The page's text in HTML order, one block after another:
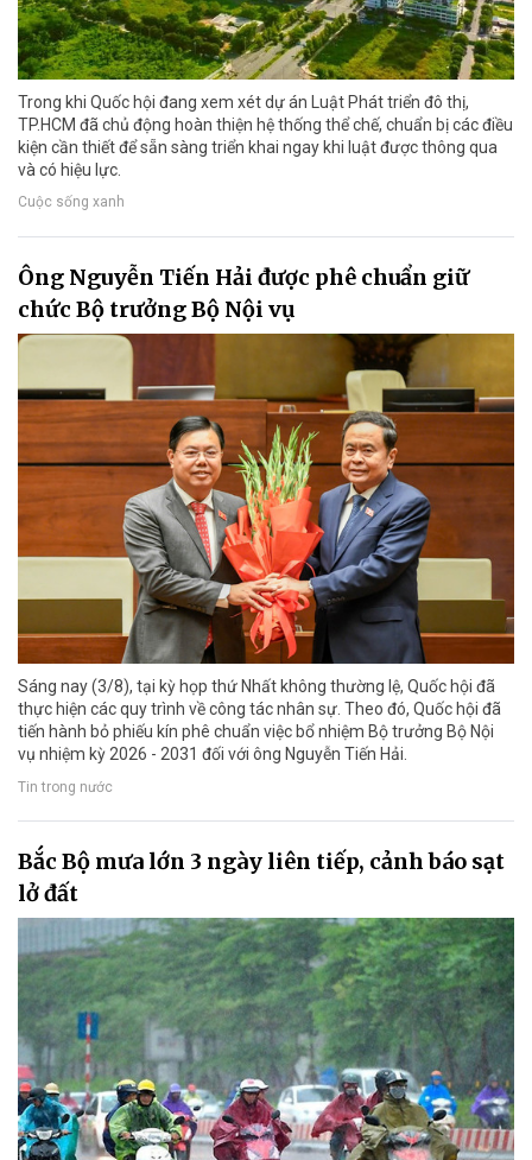
Trong khi Quốc hội đang xem xét dự án Luật Phát triển đô thị,
TP.HCM đã chủ động hoàn thiện hệ thống thể chế, chuẩn bị các điều
kiện cần thiết để sẵn sàng triển khai ngay khi luật được thông qua
và có hiệu lực.
Cuộc sống xanh
Ông Nguyễn Tiến Hải được phê chuẩn giữ
chức Bộ trưởng Bộ Nội vụ
Sáng nay (3/8), tại kỳ họp thứ Nhất không thường lệ, Quốc hội đã
thực hiện các quy trình về công tác nhân sự. Theo đó, Quốc hội đã
tiến hành bỏ phiếu kín phê chuẩn việc bổ nhiệm Bộ trưởng Bộ Nội
vụ nhiệm kỳ 2026 - 2031 đối với ông Nguyễn Tiến Hải.
Tin trong nước
Bắc Bộ mưa lớn 3 ngày liên tiếp, cảnh báo sạt
lở đất